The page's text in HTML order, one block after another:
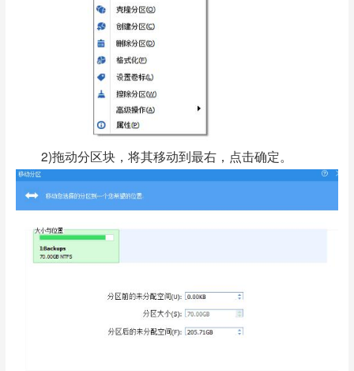
2)拖动分区块，将其移动到最右，点击确定。